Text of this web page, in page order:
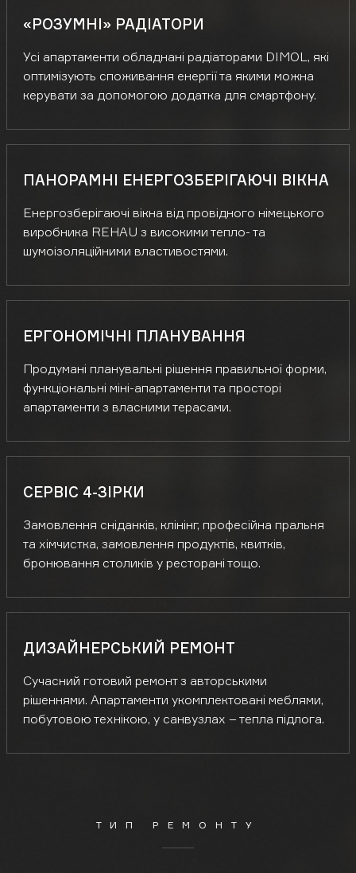
«РОЗУМНІ» РАДІАТОРИ
Усі апартаменти обладнані радіаторами DIMOL, які
оптимізують споживання енергії та якими можна
керувати за допомогою додатка для смартфону.
ПАНОРАМНІ ЕНЕРГОЗБЕРІГАЮЧІ ВІКНА
Енергозберігаючі вікна від провідного німецького
виробника REHAU з високими тепло- та
шумоізоляційними властивостями.
ЕРГОНОМІЧНІ ПЛАНУВАННЯ
Продумані планувальні рішення правильної форми,
функціональні міні-апартаменти та просторі
апартаменти з власними терасами.
СЕРВІС 4-ЗІРКИ
Замовлення сніданків, клінінг, професійна пральня
та хімчистка, замовлення продуктів, квитків,
бронювання столиків у ресторані тощо.
ДИЗАЙНЕРСЬКИЙ РЕМОНТ
Сучасний готовий ремонт з авторськими
рішеннями. Апартаменти укомплектовані меблями,
побутовою технікою, у санвузлах – тепла підлога.
ТИП РЕМОНТУ